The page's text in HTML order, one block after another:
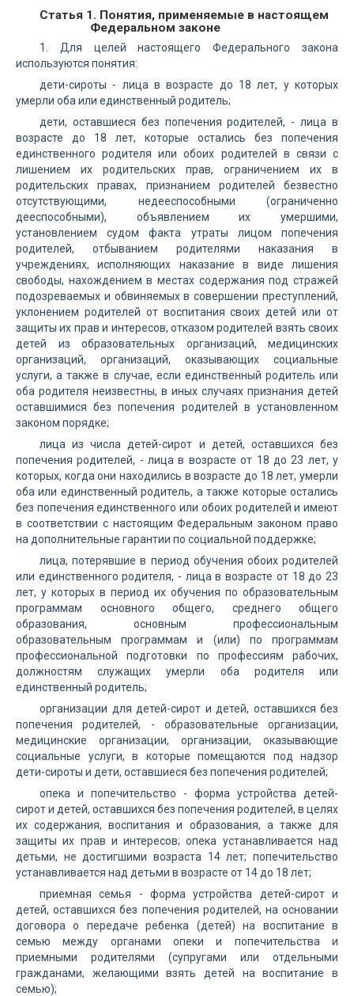
Статья 1. Понятия, применяемые в настоящем
Федеральном законе
1. Для целей настоящего Федерального закона
используются понятия:
дети-сироты - лица в возрасте до 18 лет, у которых
умерли оба или единственный родитель;
дети, оставшиеся без попечения родителей, - лица в
возрасте до 18 лет, которые остались без попечения
единственного родителя или обоих родителей в связи с
лишением их родительских прав, ограничением их в
родительских правах, признанием родителей безвестно
отсутствующими, недееспособными (ограниченно
дееспособными), объявлением их умершими,
установлением судом факта утраты лицом попечения
родителей, отбыванием родителями наказания в
учреждениях, исполняющих наказание в виде лишения
свободы, нахождением в местах содержания под стражей
подозреваемых и обвиняемых в совершении преступлений,
уклонением родителей от воспитания своих детей или от
защиты их прав и интересов, отказом родителей взять своих
детей из образовательных организаций, медицинских
организаций, организаций, оказывающих социальные
услуги, а также в случае, если единственный родитель или
оба родителя неизвестны, в иных случаях признания детей
оставшимися без попечения родителей в установленном
законом порядке;
лица из числа детей-сирот и детей, оставшихся без
попечения родителей, - лица в возрасте от 18 до 23 лет, у
которых, когда они находились в возрасте до 18 лет, умерли
оба или единственный родитель, а также которые остались
без попечения единственного или обоих родителей и имеют
в соответствии с настоящим Федеральным законом право
на дополнительные гарантии по социальной поддержке;
лица, потерявшие в период обучения обоих родителей
или единственного родителя, - лица в возрасте от 18 до 23
лет, у которых в период их обучения по образовательным
программам основного общего, среднего общего
образования, основным профессиональным
образовательным программам и (или) по программам
профессиональной подготовки по профессиям рабочих,
должностям служащих умерли оба родителя или
единственный родитель;
организации для детей-сирот и детей, оставшихся без
попечения родителей, - образовательные организации,
медицинские организации, организации, оказывающие
социальные услуги, в которые помещаются под надзор
дети-сироты и дети, оставшиеся без попечения родителей;
опека и попечительство - форма устройства детей-
сирот и детей, оставшихся без попечения родителей, в целях
их содержания, воспитания и образования, а также для
защиты их прав и интересов; опека устанавливается над
детьми, не достигшими возраста 14 лет; попечительство
устанавливается над детьми в возрасте от 14 до 18 лет;
приемная семья - форма устройства детей-сирот и
детей, оставшихся без попечения родителей, на основании
договора о передаче ребенка (детей) на воспитание в
семью между органами опеки и попечительства и
приемными родителями (супругами или отдельными
гражданами, желающими взять детей на воспитание в
семью);